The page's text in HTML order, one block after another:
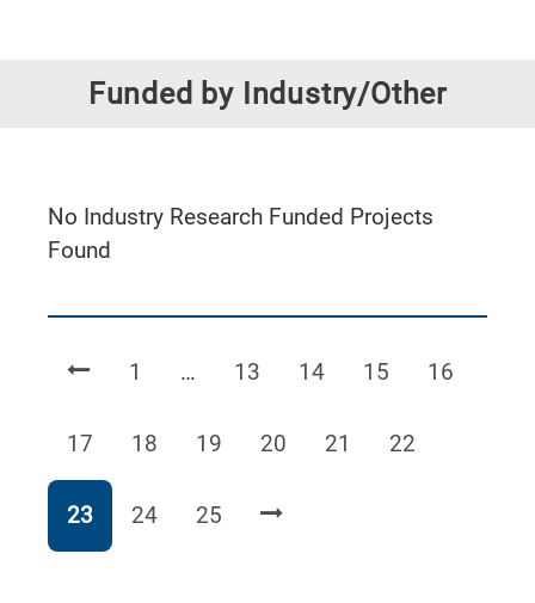
Funded by Industry/Other
No Industry Research Funded Projects
Found
Page
1 … Page
13 Page
14 Page
15 Page
16
Page
17 Page
18 Page
19 Page
20 Page
21 Page
22
Page
23 Page
24 Page
25